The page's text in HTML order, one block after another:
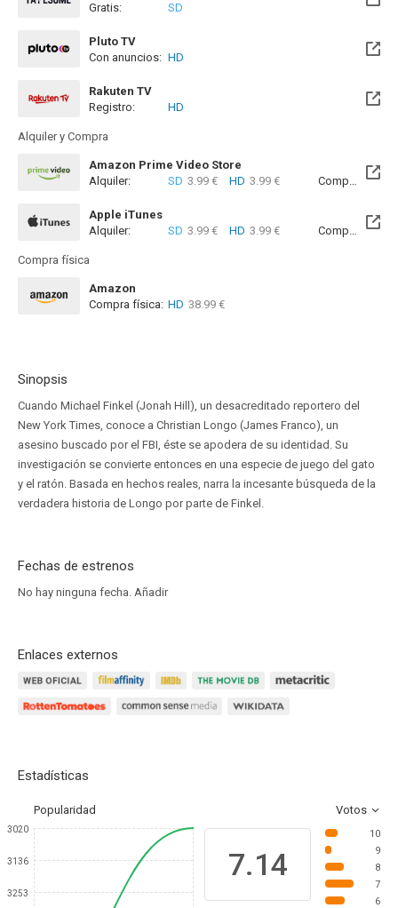
Gratis:
SD
Pluto TV
Con anuncios: HD
Rakuten TV
Registro:
HD
Alquiler y Compra
Amazon Prime Video Store
Alquiler:
SD 3.99 € HD 3.99 € Compra: SD
Apple iTunes
Alquiler:
SD 3.99 € HD 3.99 € Compra: SD
Compra física
Amazon
Compra física: HD 38.99 €
Sinopsis
Cuando Michael Finkel (Jonah Hill), un desacreditado reportero del
New York Times, conoce a Christian Longo (James Franco), un
asesino buscado por el FBI, éste se apodera de su identidad. Su
investigación se convierte entonces en una especie de juego del gato
y el ratón. Basada en hechos reales, narra la incesante búsqueda de la
verdadera historia de Longo por parte de Finkel.
Fechas de estrenos
No hay ninguna fecha. Añadir
Enlaces externos
Estadísticas
Popularidad Votos
3020
3136
3253
7.14
10
9
8
7
6